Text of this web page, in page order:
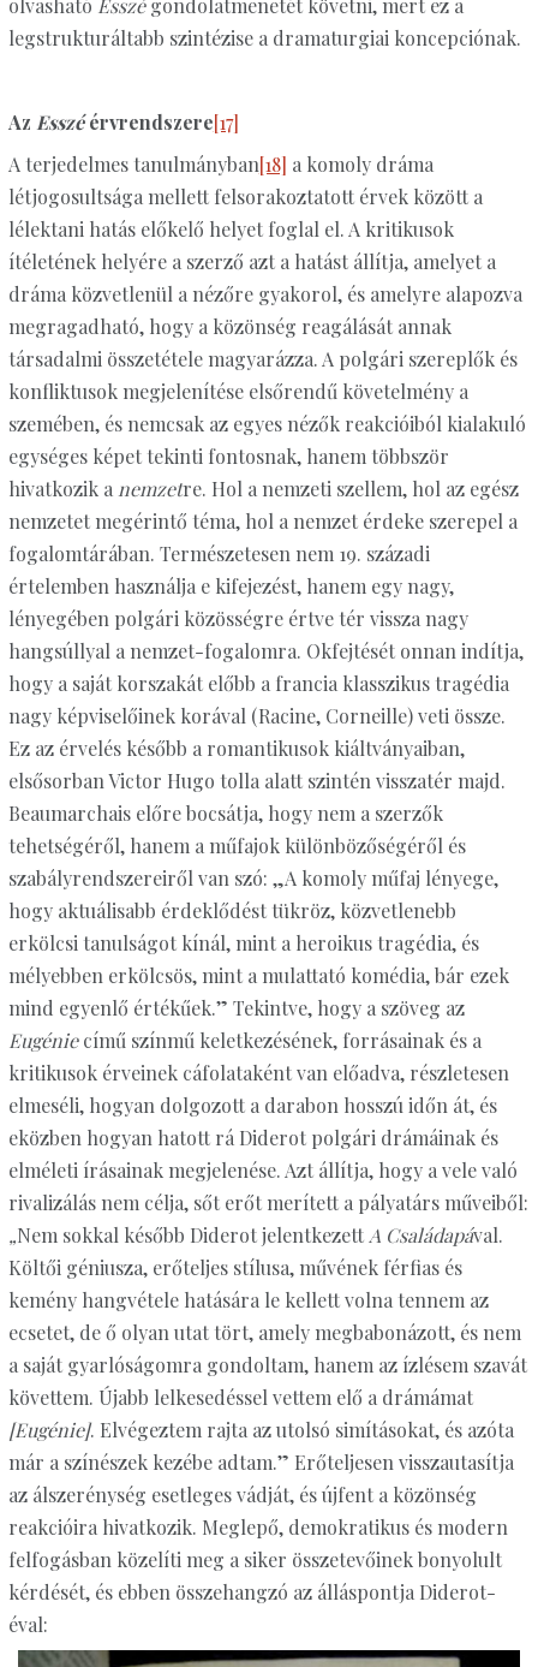
olvasható Esszégondolatmenetét követni, mert ez a
legstrukturáltabb szintézise a dramaturgiai koncepciónak.
Az Esszéérvrendszere[17]
A terjedelmes tanulmányban[18] a komoly dráma
létjogosultsága mellett felsorakoztatott érvek között a
lélektani hatás előkelő helyet foglal el. A kritikusok
ítéletének helyére a szerző azt a hatást állítja, amelyet a
dráma közvetlenül a nézőre gyakorol, és amelyre alapozva
megragadható, hogy a közönség reagálását annak
társadalmi összetétele magyarázza. A polgári szereplők és
konfliktusok megjelenítése elsőrendű követelmény a
szemében, és nemcsak az egyes nézők reakcióiból kialakuló
egységes képet tekinti fontosnak, hanem többször
hivatkozik a nemzetre. Hol a nemzeti szellem, hol az egész
nemzetet megérintő téma, hol a nemzet érdeke szerepel a
fogalomtárában. Természetesen nem 19. századi
értelemben használja e kifejezést, hanem egy nagy,
lényegében polgári közösségre értve tér vissza nagy
hangsúllyal a nemzet-fogalomra. Okfejtését onnan indítja,
hogy a saját korszakát előbb a francia klasszikus tragédia
nagy képviselőinek korával (Racine, Corneille) veti össze.
Ez az érvelés később a romantikusok kiáltványaiban,
elsősorban Victor Hugo tolla alatt szintén visszatér majd.
Beaumarchais előre bocsátja, hogy nem a szerzők
tehetségéről, hanem a műfajok különbözőségéről és
szabályrendszereiről van szó: „A komoly műfaj lényege,
hogy aktuálisabb érdeklődést tükröz, közvetlenebb
erkölcsi tanulságot kínál, mint a heroikus tragédia, és
mélyebben erkölcsös, mint a mulattató komédia, bár ezek
mind egyenlő értékűek.” Tekintve, hogy a szöveg az
Eugéniecímű színmű keletkezésének, forrásainak és a
kritikusok érveinek cáfolataként van előadva, részletesen
elmeséli, hogyan dolgozott a darabon hosszú időn át, és
eközben hogyan hatott rá Diderot polgári drámáinak és
elméleti írásainak megjelenése. Azt állítja, hogy a vele való
rivalizálás nem célja, sőt erőt merített a pályatárs műveiből:
„Nem sokkal később Diderot jelentkezett A Családapával.
Költői géniusza, erőteljes stílusa, művének férfias és
kemény hangvétele hatására le kellett volna tennem az
ecsetet, de ő olyan utat tört, amely megbabonázott, és nem
a saját gyarlóságomra gondoltam, hanem az ízlésem szavát
követtem. Újabb lelkesedéssel vettem elő a drámámat
[Eugénie]. Elvégeztem rajta az utolsó simításokat, és azóta
már a színészek kezébe adtam.” Erőteljesen visszautasítja
az álszerénység esetleges vádját, és újfent a közönség
reakcióira hivatkozik. Meglepő, demokratikus és modern
felfogásban közelíti meg a siker összetevőinek bonyolult
kérdését, és ebben összehangzó az álláspontja Diderot-
éval: